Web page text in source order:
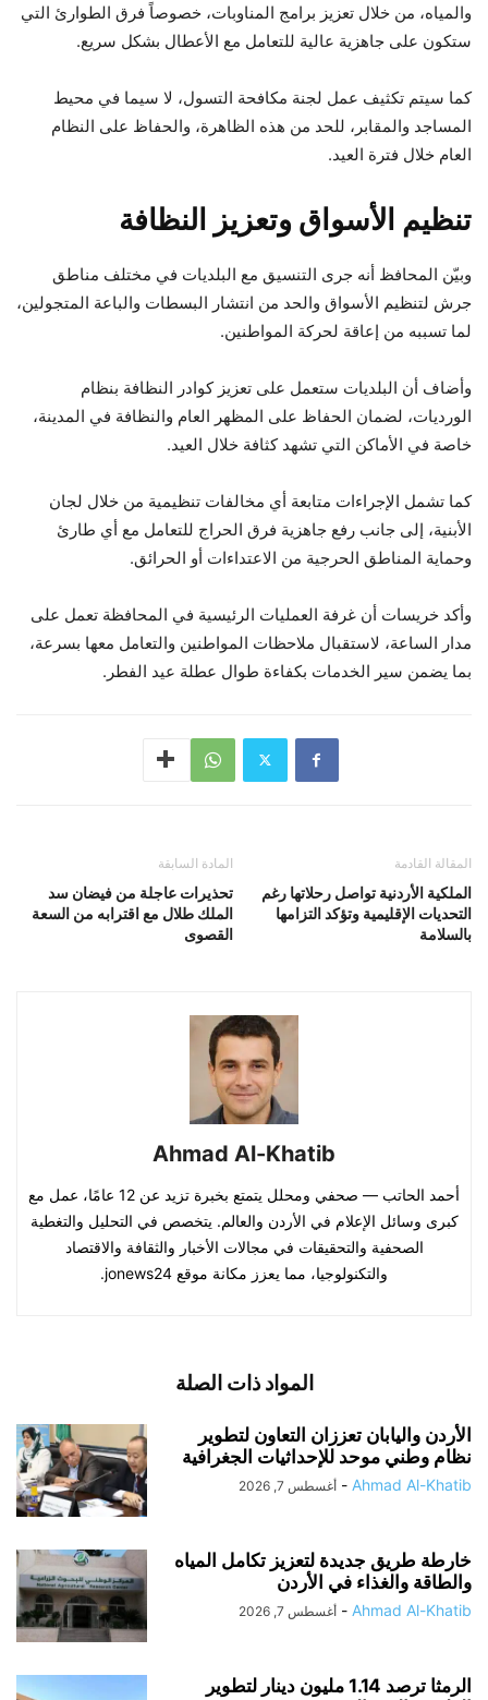
والمياه، من خلال تعزيز برامج المناوبات، خصوصاً فرق الطوارئ التي
ستكون على جاهزية عالية للتعامل مع الأعطال بشكل سريع.
كما سيتم تكثيف عمل لجنة مكافحة التسول، لا سيما في محيط
المساجد والمقابر، للحد من هذه الظاهرة، والحفاظ على النظام
العام خلال فترة العيد.
تنظيم الأسواق وتعزيز النظافة
وبيّن المحافظ أنه جرى التنسيق مع البلديات في مختلف مناطق
جرش لتنظيم الأسواق والحد من انتشار البسطات والباعة المتجولين،
لما تسببه من إعاقة لحركة المواطنين.
وأضاف أن البلديات ستعمل على تعزيز كوادر النظافة بنظام
الورديات، لضمان الحفاظ على المظهر العام والنظافة في المدينة،
خاصة في الأماكن التي تشهد كثافة خلال العيد.
كما تشمل الإجراءات متابعة أي مخالفات تنظيمية من خلال لجان
الأبنية، إلى جانب رفع جاهزية فرق الحراج للتعامل مع أي طارئ
وحماية المناطق الحرجية من الاعتداءات أو الحرائق.
وأكد خريسات أن غرفة العمليات الرئيسية في المحافظة تعمل على
مدار الساعة، لاستقبال ملاحظات المواطنين والتعامل معها بسرعة،
بما يضمن سير الخدمات بكفاءة طوال عطلة عيد الفطر.
المادة السابقة
تحذيرات عاجلة من فيضان سد
الملك طلال مع اقترابه من السعة
القصوى
المقالة القادمة
الملكية الأردنية تواصل رحلاتها رغم
التحديات الإقليمية وتؤكد التزامها
بالسلامة
Ahmad Al-Khatib
أحمد الحاتب — صحفي ومحلل يتمتع بخبرة تزيد عن 12 عامًا، عمل مع
كبرى وسائل الإعلام في الأردن والعالم. يتخصص في التحليل والتغطية
الصحفية والتحقيقات في مجالات الأخبار والثقافة والاقتصاد
والتكنولوجيا، مما يعزز مكانة موقع jonews24.
المواد ذات الصلة
الأردن واليابان تعززان التعاون لتطوير
نظام وطني موحد للإحداثيات الجغرافية
Ahmad Al-Khatib
- أغسطس 7, 2026
خارطة طريق جديدة لتعزيز تكامل المياه
والطاقة والغذاء في الأردن
Ahmad Al-Khatib
- أغسطس 7, 2026
الرمثا ترصد 1.14 مليون دينار لتطوير